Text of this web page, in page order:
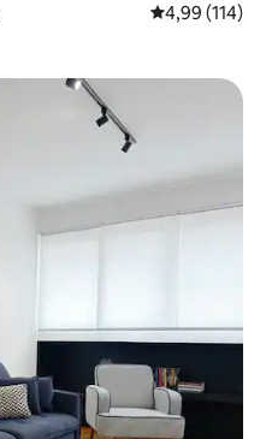
4,99 av 5 i
4,99 (114)